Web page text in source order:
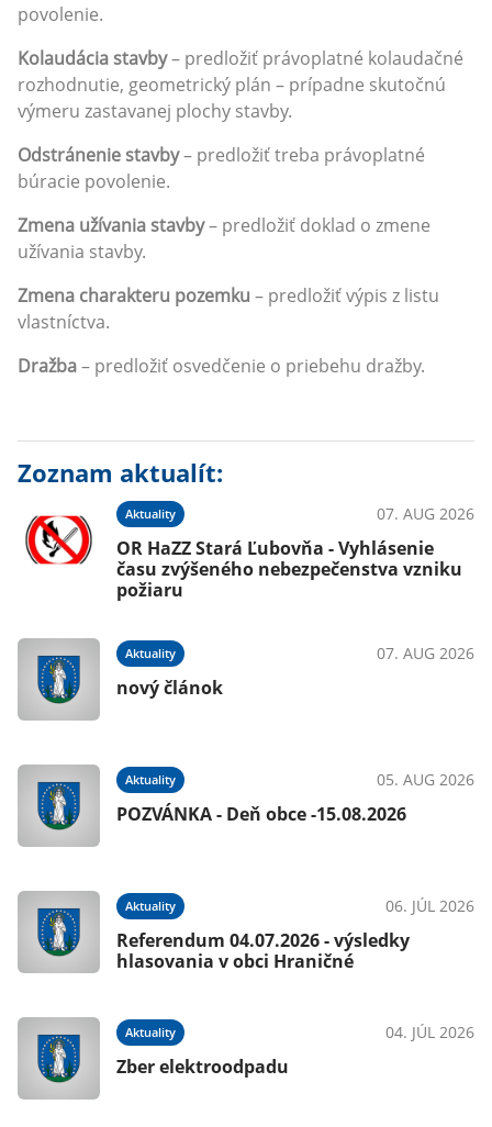
povolenie.
Kolaudácia stavby– predložiť právoplatné kolaudačné
rozhodnutie, geometrický plán – prípadne skutočnú
výmeru zastavanej plochy stavby.
Odstránenie stavby– predložiť treba právoplatné
búracie povolenie.
Zmena užívania stavby– predložiť doklad o zmene
užívania stavby.
Zmena charakteru pozemku – predložiť výpis z listu
vlastníctva.
Dražba– predložiť osvedčenie o priebehu dražby.
Zoznam aktualít:
Aktuality 07. AUG 2026
OR HaZZ Stará Ľubovňa - Vyhlásenie
času zvýšeného nebezpečenstva vzniku
požiaru
Aktuality 07. AUG 2026
nový článok
Aktuality 05. AUG 2026
POZVÁNKA - Deň obce -15.08.2026
Aktuality 06. JÚL 2026
Referendum 04.07.2026 - výsledky
hlasovania v obci Hraničné
Aktuality 04. JÚL 2026
Zber elektroodpadu